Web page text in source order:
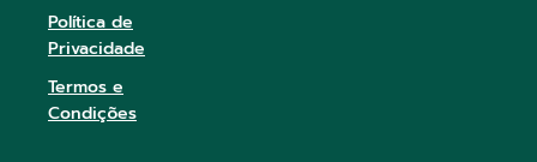
Política de
Privacidade
Termos e
Condições